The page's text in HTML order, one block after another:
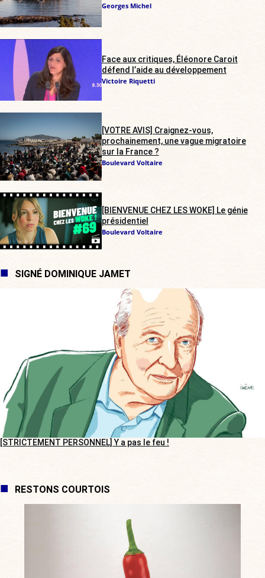
Georges Michel
Face aux critiques, Éléonore Caroit
défend l’aide au développement
Victoire Riquetti
[VOTRE AVIS] Craignez-vous,
prochainement, une vague migratoire
sur la France ?
Boulevard Voltaire
[BIENVENUE CHEZ LES WOKE] Le génie
présidentiel
Boulevard Voltaire
SIGNÉ DOMINIQUE JAMET
[STRICTEMENT PERSONNEL] Y a pas le feu !
RESTONS COURTOIS